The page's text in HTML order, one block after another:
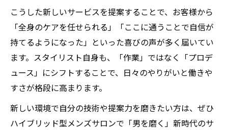
こうした新しいサービスを提案することで、お客様から
「全身のケアを任せられる」「ここに通うことで自信が
持てるようになった」といった喜びの声が多く届いてい
ます。スタイリスト自身も、「作業」ではなく「プロデ
ュース」にシフトすることで、日々のやりがいと働きや
すさが格段に高まります。
新しい環境で自分の技術や提案力を磨きたい方は、ぜひ
ハイブリッド型メンズサロンで「男を磨く」新時代のサ